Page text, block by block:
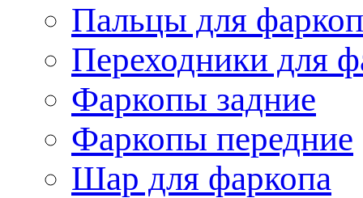
Пальцы для
Переходники для
Фаркопы задние
Фаркопы передние
Шар для фаркопа